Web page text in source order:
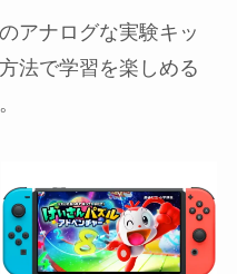
アナログな実験キッ
法で学習を楽しめる